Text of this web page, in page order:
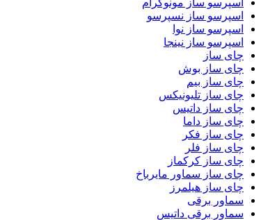
اسپرسو ساز مونوگرام
اسپرسو ساز نسپرسو
اسپرسو ساز نوا
اسپرسو ساز نینجا
چای ساز
چای ساز بوش
چای ساز بیم
چای ساز تلیونیکس
چای ساز داتیس
چای ساز داما
چای ساز فکر
چای ساز فلر
چای ساز کرکماز
چای ساز سماور مایرباخ
چای ساز هیلمرز
سماور برقی
سماور برقی داتیس